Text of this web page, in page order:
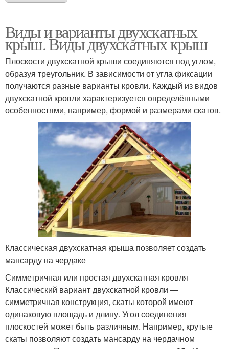
Виды и варианты двухскатных
крыш. Виды двухскатных крыш
Плоскости двухскатной крыши соединяются под углом,
образуя треугольник. В зависимости от угла фиксации
получаются разные варианты кровли. Каждый из видов
двухскатной кровли характеризуется определёнными
особенностями, например, формой и размерами скатов.
Классическая двухскатная крыша позволяет создать
мансарду на чердаке
Симметричная или простая двухскатная кровля
Классический вариант двухскатной кровли —
симметричная конструкция, скаты которой имеют
одинаковую площадь и длину. Угол соединения
плоскостей может быть различным. Например, крутые
скаты позволяют создать мансарду на чердачном